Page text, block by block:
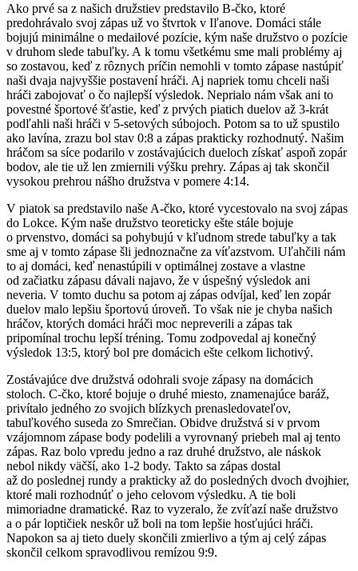
Ako prvé sa z našich družstiev predstavilo B-čko, ktoré
predohrávalo svoj zápas už vo štvrtok v Iľanove. Domáci stále
bojujú minimálne o medailové pozície, kým naše družstvo o pozície
v druhom slede tabuľky. A k tomu všetkému sme mali problémy aj
so zostavou, keď z rôznych príčin nemohli v tomto zápase nastúpiť
naši dvaja najvyššie postavení hráči. Aj napriek tomu chceli naši
hráči zabojovať o čo najlepší výsledok. Neprialo nám však ani to
povestné športové šťastie, keď z prvých piatich duelov až 3-krát
podľahli naši hráči v 5-setových súbojoch. Potom sa to už spustilo
ako lavína, zrazu bol stav 0:8 a zápas prakticky rozhodnutý. Našim
hráčom sa síce podarilo v zostávajúcich dueloch získať aspoň zopár
bodov, ale tie už len zmiernili výšku prehry. Zápas aj tak skončil
vysokou prehrou nášho družstva v pomere 4:14.
V piatok sa predstavilo naše A-čko, ktoré vycestovalo na svoj zápas
do Lokce. Kým naše družstvo teoreticky ešte stále bojuje
o prvenstvo, domáci sa pohybujú v kľudnom strede tabuľky a tak
sme aj v tomto zápase šli jednoznačne za víťazstvom. Uľahčili nám
to aj domáci, keď nenastúpili v optimálnej zostave a vlastne
od začiatku zápasu dávali najavo, že v úspešný výsledok ani
neveria. V tomto duchu sa potom aj zápas odvíjal, keď len zopár
duelov malo lepšiu športovú úroveň. To však nie je chyba našich
hráčov, ktorých domáci hráči moc nepreverili a zápas tak
pripomínal trochu lepší tréning. Tomu zodpovedal aj konečný
výsledok 13:5, ktorý bol pre domácich ešte celkom lichotivý.
Zostávajúce dve družstvá odohrali svoje zápasy na domácich
stoloch. C-čko, ktoré bojuje o druhé miesto, znamenajúce baráž,
privítalo jedného zo svojich blízkych prenasledovateľov,
tabuľkového suseda zo Smrečian. Obidve družstvá si v prvom
vzájomnom zápase body podelili a vyrovnaný priebeh mal aj tento
zápas. Raz bolo vpredu jedno a raz druhé družstvo, ale náskok
nebol nikdy väčší, ako 1-2 body. Takto sa zápas dostal
až do poslednej rundy a prakticky až do posledných dvoch dvojhier,
ktoré mali rozhodnúť o jeho celovom výsledku. A tie boli
mimoriadne dramatické. Raz to vyzeralo, že zvíťazí naše družstvo
a o pár loptičiek neskôr už boli na tom lepšie hosťujúci hráči.
Napokon sa aj tieto duely skončili zmierlivo a tým aj celý zápas
skončil celkom spravodlivou remízou 9:9.